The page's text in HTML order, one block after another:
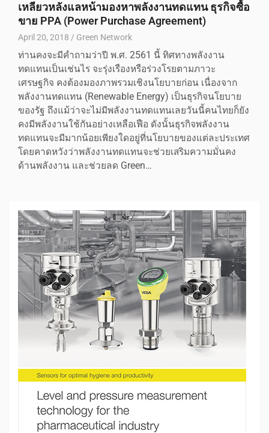
เหลียวหลังแลหน้ามองหาพลังงานทดแทน ธุรกิจซื้อ
ขาย PPA (Power Purchase Agreement)
April 20, 2018 Green Network
ท่านคงจะมีคำถามว่าปี พ.ศ. 2561 นี้ ทิศทางพลังงาน
ทดแทนเป็นเช่นไร จะรุ่งเรืองหรือร่วงโรยตามภาวะ
เศรษฐกิจ คงต้องมองภาพรวมเชิงนโยบายก่อน เนื่องจาก
พลังงานทดแทน (Renewable Energy) เป็นธุรกิจนโยบาย
ของรัฐ ถึงแม้ว่าจะไม่มีพลังงานทดแทนเลยวันนี้คนไทยก็ยัง
คงมีพลังงานใช้กันอย่างเหลือเฟือ ดังนั้นธุรกิจพลังงาน
ทดแทนจะมีมากน้อยเพียงใดอยู่ที่นโยบายของแต่ละประเทศ
โดยคาดหวังว่าพลังงานทดแทนจะช่วยเสริมความมั่นคง
ด้านพลังงาน และช่วยลด Green…